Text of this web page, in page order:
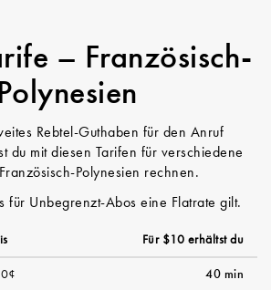
– Französisch-
Rebtel-Guthaben für den Anruf
du mit diesen Tarifen für verschiedene
Polynesien rechnen.
für Unbegrenzt-Abos eine Flatrate gilt.
Für $10 erhältst du
40 min